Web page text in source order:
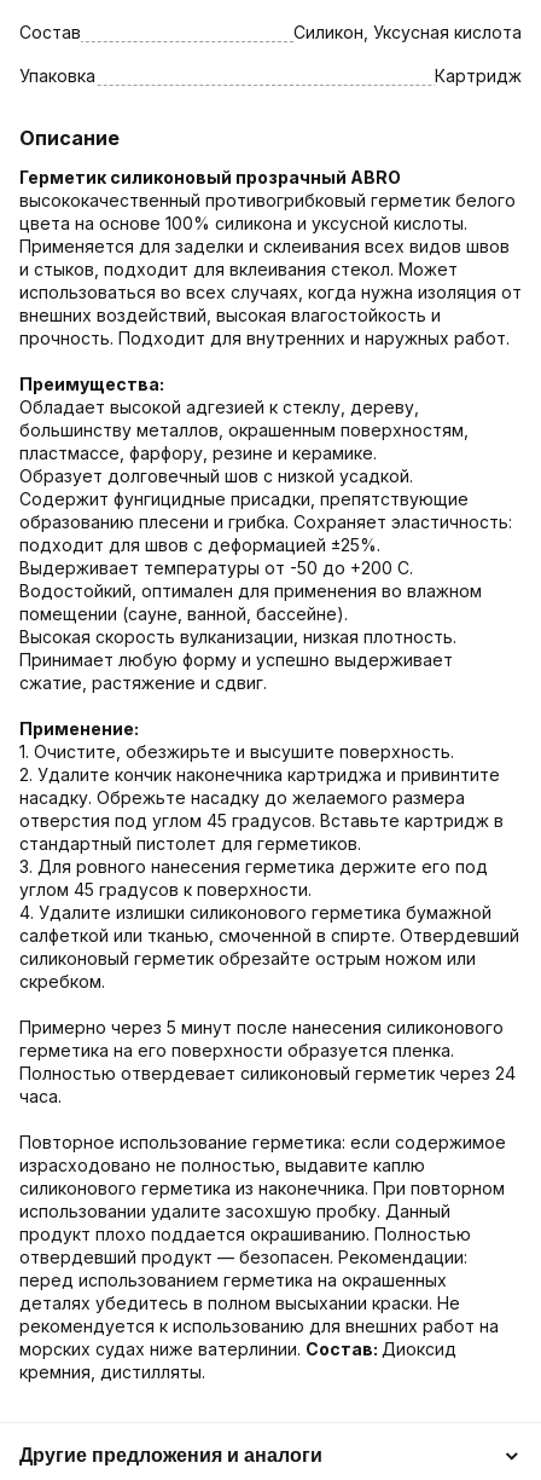
Состав Силикон, Уксусная кислота
Упаковка Картридж
Описание
Герметик силиконовый прозрачный ABRO
высококачественный противогрибковый герметик белого
цвета на основе 100% силикона и уксусной кислоты.
Применяется для заделки и склеивания всех видов швов
и стыков, подходит для вклеивания стекол. Может
использоваться во всех случаях, когда нужна изоляция от
внешних воздействий, высокая влагостойкость и
прочность. Подходит для внутренних и наружных работ.
Преимущества:
Обладает высокой адгезией к стеклу, дереву,
большинству металлов, окрашенным поверхностям,
пластмассе, фарфору, резине и керамике.
Образует долговечный шов с низкой усадкой.
Содержит фунгицидные присадки, препятствующие
образованию плесени и грибка. Сохраняет эластичность:
подходит для швов с деформацией ±25%.
Выдерживает температуры от -50 до +200 С.
Водостойкий, оптимален для применения во влажном
помещении (сауне, ванной, бассейне).
Высокая скорость вулканизации, низкая плотность.
Принимает любую форму и успешно выдерживает
сжатие, растяжение и сдвиг.
Применение:
1. Очистите, обезжирьте и высушите поверхность.
2. Удалите кончик наконечника картриджа и привинтите
насадку. Обрежьте насадку до желаемого размера
отверстия под углом 45 градусов. Вставьте картридж в
стандартный пистолет для герметиков.
3. Для ровного нанесения герметика держите его под
углом 45 градусов к поверхности.
4. Удалите излишки силиконового герметика бумажной
салфеткой или тканью, смоченной в спирте. Отвердевший
силиконовый герметик обрезайте острым ножом или
скребком.
Примерно через 5 минут после нанесения силиконового
герметика на его поверхности образуется пленка.
Полностью отвердевает силиконовый герметик через 24
часа.
Повторное использование герметика: если содержимое
израсходовано не полностью, выдавите каплю
силиконового герметика из наконечника. При повторном
использовании удалите засохшую пробку. Данный
продукт плохо поддается окрашиванию. Полностью
отвердевший продукт — безопасен. Рекомендации:
перед использованием герметика на окрашенных
деталях убедитесь в полном высыхании краски. Не
рекомендуется к использованию для внешних работ на
морских судах ниже ватерлинии. Состав: Диоксид
кремния, дистилляты.
Другие предложения и аналоги